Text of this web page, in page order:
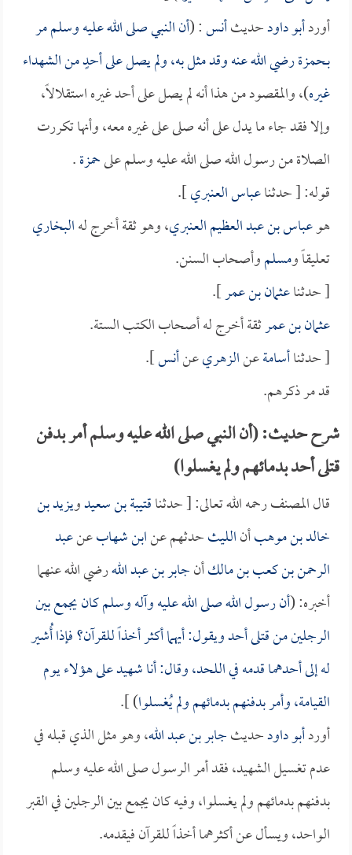
أوردأبو داودحديثأنس: (أن النبي صلى الله عليه وسلم مر
بـحمزةرضي الله عنه وقد مثل به، ولم يصل على أحدٍ من الشهداء
غيره)، والمقصود من هذا أنه لم يصل على أحد غيره استقلالاً،
وإلا فقد جاء ما يدل على أنه صلى على غيره معه، وأنها تكررت
الصلاة من رسول الله صلى الله عليه وسلم علىحمزة.
قوله: [ حدثناعباس العنبري].
هوعباس بن عبد العظيم العنبري، وهو ثقة أخرج لهالبخاري
تعليقاً ومسلموأصحاب السنن.
[ حدثناعثمان بن عمر].
عثمان بن عمرثقة أخرج له أصحاب الكتب الستة.
[ حدثناأسامةعنالزهريعنأنس].
قد مر ذكرهم.
شرح حديث: (أن النبي صلى الله عليه وسلم أمر بدفن
قتلى أحد بدمائهم ولم يغسلوا)
قال المصنف رحمه الله تعالى: [ حدثناقتيبة بن سعيدويزيد بن
خالد بن موهبأنالليثحدثهم عنابن شهابعنعبد
الرحمن بن كعب بن مالكأنجابر بن عبد اللهرضي الله عنهما
أخبره: (أن رسول الله صلى الله عليه وآله وسلم كان يجمع بين
الرجلين من قتلى أحد ويقول: أيهما أكثر أخذاً للقرآن؟ فإذا أُشير
له إلى أحدهما قدمه في اللحد، وقال: أنا شهيد على هؤلاء يوم
القيامة، وأمر بدفنهم بدمائهم ولم يُغسلوا) ].
أوردأبو داودحديثجابر بن عبد الله، وهو مثل الذي قبله في
عدم تغسيل الشهيد، فقد أمر الرسول صلى الله عليه وسلم
بدفنهم بدمائهم ولم يغسلوا، وفيه كان يجمع بين الرجلين في القبر
الواحد، ويسأل عن أكثرهما أخذاً للقرآن فيقدمه.